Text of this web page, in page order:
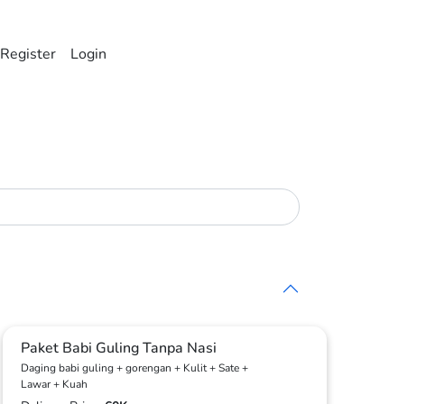
Register Login
Paket Babi Guling Tanpa Nasi
Daging babi guling + gorengan + Kulit + Sate +
Lawar + Kuah